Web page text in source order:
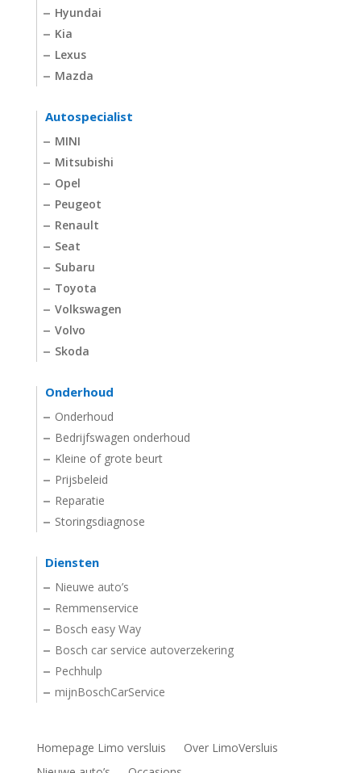
Hyundai
Kia
Lexus
Mazda
Autospecialist
MINI
Mitsubishi
Opel
Peugeot
Renault
Seat
Subaru
Toyota
Volkswagen
Volvo
Skoda
Onderhoud
Onderhoud
Bedrijfswagen onderhoud
Kleine of grote beurt
Prijsbeleid
Reparatie
Storingsdiagnose
Diensten
Nieuwe auto’s
Remmenservice
Bosch easy Way
Bosch car service autoverzekering
Pechhulp
mijnBoschCarService
Homepage Limo versluis
Over LimoVersluis